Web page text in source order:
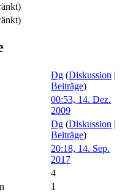
Dg (Diskussion |
Beiträge)
00:53, 14. Dez.
2009
Dg (Diskussion |
Beiträge)
20:18, 14. Sep.
2017
4
1